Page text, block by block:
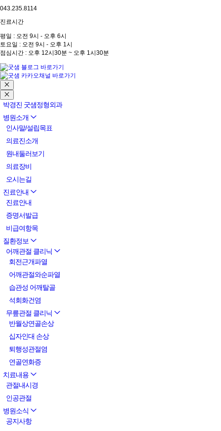
043.235.8114
진료시간
평일 : 오전 9시 - 오후 6시
토요일 : 오전 9시 - 오후 1시
점심시간 : 오후 12시30분 ~ 오후 1시30분
박경진 굿샘정형외과
병원소개
인사말/설립목표
의료진소개
원내둘러보기
의료장비
오시는길
진료안내
진료안내
증명서발급
비급여항목
질환정보
어깨관절 클리닉
회전근개파열
어깨관절와순파열
습관성 어깨탈골
석회화건염
무릎관절 클리닉
반월상연골손상
십자인대 손상
퇴행성관절염
연골연화증
치료내용
관절내시경
인공관절
병원소식
공지사항